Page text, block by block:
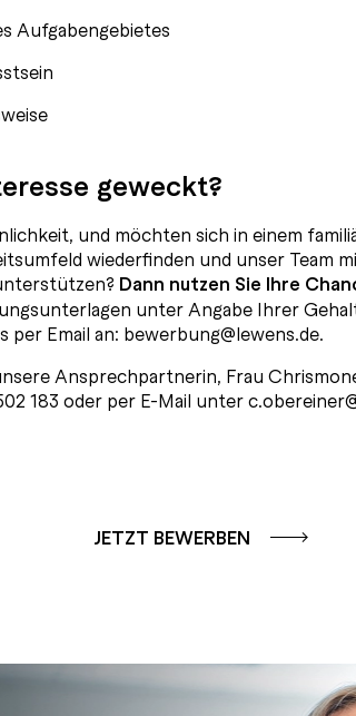
Aufgabengebietes
geweckt?
und möchten sich in einem
wiederfinden und unser Team
Dann nutzen Sie Ihre
unter Angabe Ihrer
per Email an: bewerbung@lewens.de.
Ansprechpartnerin, Frau
183 oder per E-Mail unter
JETZT BEWERBEN